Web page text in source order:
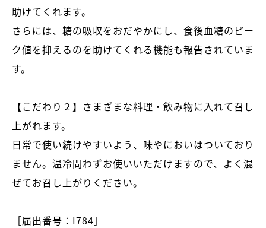
助けてくれます。
さらには、糖の吸収をおだやかにし、食後血糖のピー
ク値を抑えるのを助けてくれる機能も報告されていま
す。
【こだわり２】さまざまな料理・飲み物に入れて召し
上がれます。
日常で使い続けやすいよう、味やにおいはついており
ません。温冷問わずお使いいただけますので、よく混
ぜてお召し上がりください。
［届出番号：I784］